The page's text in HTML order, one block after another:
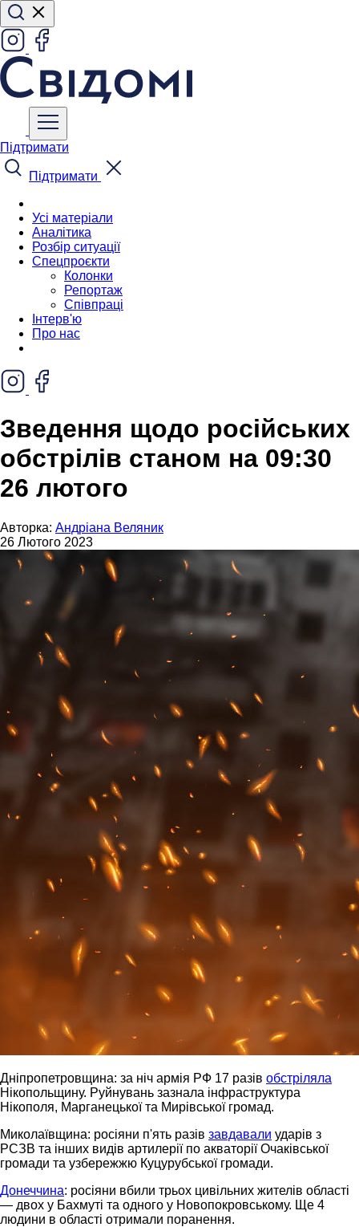
Підтримати
Підтримати
Усі матеріали
Аналітика
Розбір ситуації
Спецпроєкти
Колонки
Репортаж
Співпраці
Інтерв'ю
Про нас
Зведення щодо російських
обстрілів станом на 09:30
26 лютого
Авторка: Андріана Веляник
26 Лютого 2023
Дніпропетровщина: за ніч армія РФ 17 разів обстріляла
Нікопольщину. Руйнувань зазнала інфраструктура
Нікополя, Марганецької та Мирівської громад.
Миколаївщина: росіяни п'ять разів завдавали ударів з
РСЗВ та інших видів артилерії по акваторії Очаківської
громади та узбережжю Куцурубської громади.
Донеччина: росіяни вбили трьох цивільних жителів області
— двох у Бахмуті та одного у Новопокровському. Ще 4
людини в області отримали поранення.